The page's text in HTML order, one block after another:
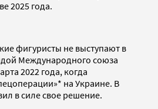
2025 года.
фигуристы не выступают в
Международного союза
2022 года, когда
на Украине. В
в силе свое решение.